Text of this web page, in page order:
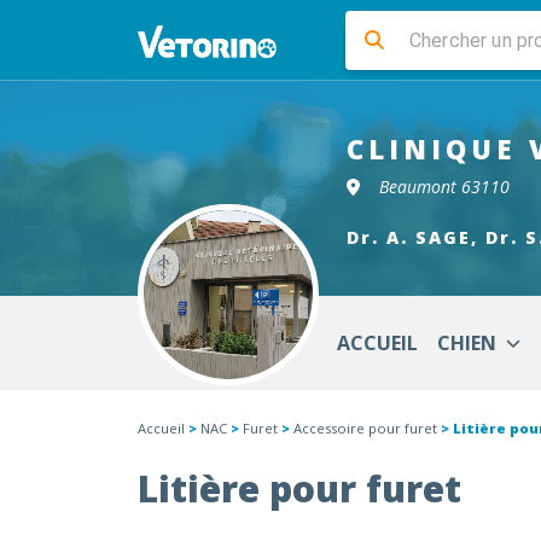
CLINIQUE
Beaumont 63110
Dr. A. SAGE, Dr.
ACCUEIL CHIEN
Accueil > NAC > Furet > Accessoire pour furet > Litière
Litière pour furet